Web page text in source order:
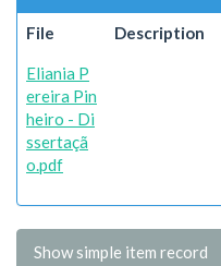
File Description
Eliania P
ereira Pin
heiro - Di
ssertaçã
o.pdf
Show simple item record